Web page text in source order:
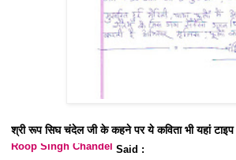
श्री रूप सिघ चंदेल जी के कहने पर ये कविता भी यहां
Roop Singh Chandel Said :